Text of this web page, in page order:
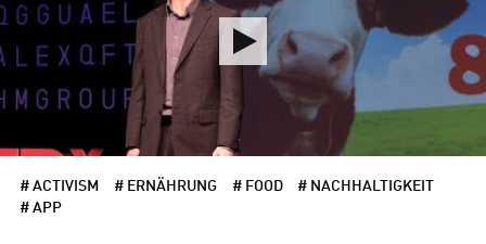
# ACTIVISM # ERNÄHRUNG # FOOD
# NACHHALTIGKEIT
# APP